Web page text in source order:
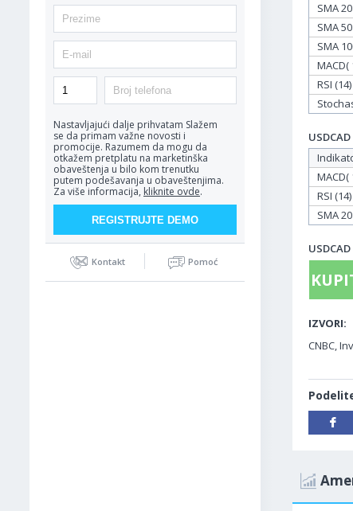
Nastavljajući dalje prihvatam Slažem
se da primam važne novosti i
promocije. Razumem da mogu da
otkažem pretplatu na marketinška
obaveštenja u bilo kom trenutku
putem podešavanja u obaveštenjima.
Za više informacija, kliknite ovde.
Kontakt Pomoć
SMA 20
SMA 50
SMA
MACD(
RSI (14)
MACD(
RSI (14)
SMA 20
IZVORI:
CNBC,